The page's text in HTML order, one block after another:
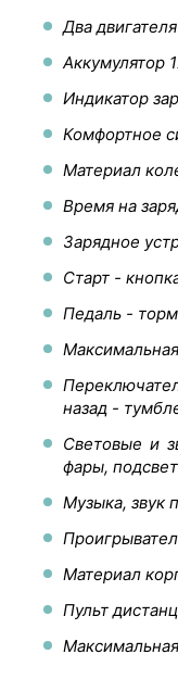
Два
Аккумулятор
Индикатор
Комфортное
Материал
Время на
Зарядное
Старт -
Педаль -
назад -
Световые и
фары,
Музыка, звук
Материал
Пульт